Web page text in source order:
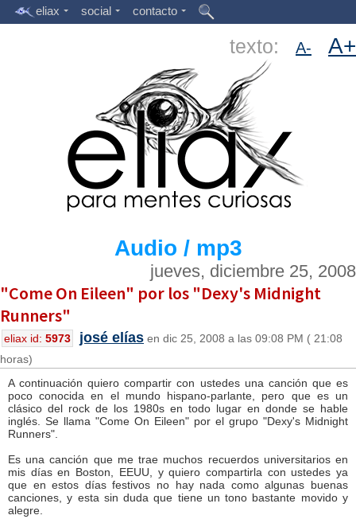
eliax social contacto
texto: A- A+
Audio / mp3
jueves, diciembre 25, 2008
"Come On Eileen" por los "Dexy's Midnight
Runners"
eliax id: 5973 josé elías en dic 25, 2008 a las 09:08 PM ( 21:08
horas)
A continuación quiero compartir con ustedes una canción que es
poco conocida en el mundo hispano-parlante, pero que es un
clásico del rock de los 1980s en todo lugar en donde se hable
inglés. Se llama "Come On Eileen" por el grupo "Dexy's Midnight
Runners".
Es una canción que me trae muchos recuerdos universitarios en
mis días en Boston, EEUU, y quiero compartirla con ustedes ya
que en estos días festivos no hay nada como algunas buenas
canciones, y esta sin duda que tiene un tono bastante movido y
alegre.